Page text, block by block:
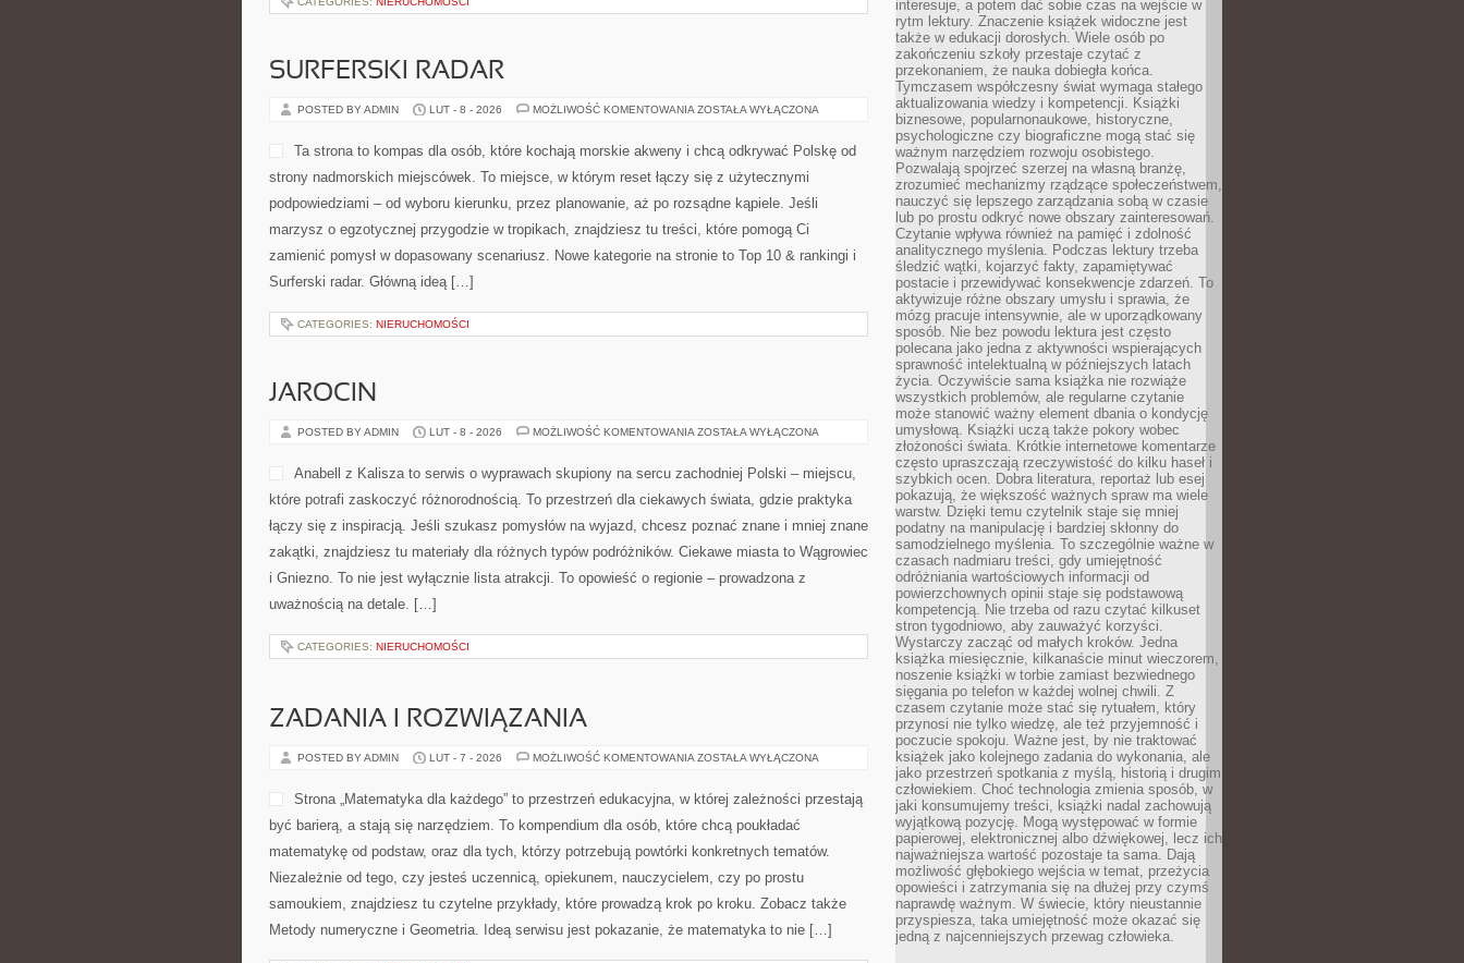
SURFERSKI RADAR
POSTED BY ADMIN LUT - 8 - 2026 MOŻLIWOŚĆ KOMENTOWANIA SURFERSKI
ZOSTAŁA WYŁĄCZONA
Ta strona to kompas dla osób, które kochają morskie akweny i chcą odkrywać Polskę od
strony nadmorskich miejscówek. To miejsce, w którym reset łączy się z użytecznymi
podpowiedziami – od wyboru kierunku, przez planowanie, aż po rozsądne kąpiele. Jeśli
marzysz o egzotycznej przygodzie w tropikach, znajdziesz tu treści, które pomogą Ci
zamienić pomysł w dopasowany scenariusz. Nowe kategorie na stronie to Top 10 & rankingi i
Surferski radar. Główną ideą […]
CATEGORIES: NIERUCHOMOŚCI
JAROCIN
POSTED BY ADMIN LUT - 8 - 2026 MOŻLIWOŚĆ KOMENTOWANIA JAROCIN
ZOSTAŁA WYŁĄCZONA
Anabell z Kalisza to serwis o wyprawach skupiony na sercu zachodniej Polski – miejscu,
które potrafi zaskoczyć różnorodnością. To przestrzeń dla ciekawych świata, gdzie praktyka
łączy się z inspiracją. Jeśli szukasz pomysłów na wyjazd, chcesz poznać znane i mniej znane
zakątki, znajdziesz tu materiały dla różnych typów podróżników. Ciekawe miasta to Wągrowiec
i Gniezno. To nie jest wyłącznie lista atrakcji. To opowieść o regionie – prowadzona z
uważnością na detale. […]
CATEGORIES: NIERUCHOMOŚCI
ZADANIA I ROZWIĄZANIA
POSTED BY ADMIN LUT - 7 - 2026 MOŻLIWOŚĆ KOMENTOWANIA ZADANIA
ZOSTAŁA WYŁĄCZONA
Strona „Matematyka dla każdego” to przestrzeń edukacyjna, w której zależności przestają
być barierą, a stają się narzędziem. To kompendium dla osób, które chcą poukładać
matematykę od podstaw, oraz dla tych, którzy potrzebują powtórki konkretnych tematów.
Niezależnie od tego, czy jesteś uczennicą, opiekunem, nauczycielem, czy po prostu
samoukiem, znajdziesz tu czytelne przykłady, które prowadzą krok po kroku. Zobacz także
Metody numeryczne i Geometria. Ideą serwisu jest pokazanie, że matematyka to nie […]
interesuje, a potem dać sobie czas na wejście w
rytm lektury. Znaczenie książek widoczne jest
także w edukacji dorosłych. Wiele osób po
zakończeniu szkoły przestaje czytać z
przekonaniem, że nauka dobiegła końca.
Tymczasem współczesny świat wymaga stałego
aktualizowania wiedzy i kompetencji. Książki
biznesowe, popularnonaukowe, historyczne,
psychologiczne czy biograficzne mogą stać się
ważnym narzędziem rozwoju osobistego.
Pozwalają spojrzeć szerzej na własną branżę,
zrozumieć mechanizmy rządzące społeczeństwem,
nauczyć się lepszego zarządzania sobą w czasie
lub po prostu odkryć nowe obszary zainteresowań.
Czytanie wpływa również na pamięć i zdolność
analitycznego myślenia. Podczas lektury trzeba
śledzić wątki, kojarzyć fakty, zapamiętywać
postacie i przewidywać konsekwencje zdarzeń. To
aktywizuje różne obszary umysłu i sprawia, że
mózg pracuje intensywnie, ale w uporządkowany
sposób. Nie bez powodu lektura jest często
polecana jako jedna z aktywności wspierających
sprawność intelektualną w późniejszych latach
życia. Oczywiście sama książka nie rozwiąże
wszystkich problemów, ale regularne czytanie
może stanowić ważny element dbania o kondycję
umysłową. Książki uczą także pokory wobec
złożoności świata. Krótkie internetowe komentarze
często upraszczają rzeczywistość do kilku haseł i
szybkich ocen. Dobra literatura, reportaż lub esej
pokazują, że większość ważnych spraw ma wiele
warstw. Dzięki temu czytelnik staje się mniej
podatny na manipulację i bardziej skłonny do
samodzielnego myślenia. To szczególnie ważne w
czasach nadmiaru treści, gdy umiejętność
odróżniania wartościowych informacji od
powierzchownych opinii staje się podstawową
kompetencją. Nie trzeba od razu czytać kilkuset
stron tygodniowo, aby zauważyć korzyści.
Wystarczy zacząć od małych kroków. Jedna
książka miesięcznie, kilkanaście minut wieczorem,
noszenie książki w torbie zamiast bezwiednego
sięgania po telefon w każdej wolnej chwili. Z
czasem czytanie może stać się rytuałem, który
przynosi nie tylko wiedzę, ale też przyjemność i
poczucie spokoju. Ważne jest, by nie traktować
książek jako kolejnego zadania do wykonania, ale
jako przestrzeń spotkania z myślą, historią i drugim
człowiekiem. Choć technologia zmienia sposób, w
jaki konsumujemy treści, książki nadal zachowują
wyjątkową pozycję. Mogą występować w formie
papierowej, elektronicznej albo dźwiękowej, lecz ich
najważniejsza wartość pozostaje ta sama. Dają
możliwość głębokiego wejścia w temat, przeżycia
opowieści i zatrzymania się na dłużej przy czymś
naprawdę ważnym. W świecie, który nieustannie
przyspiesza, taka umiejętność może okazać się
jedną z najcenniejszych przewag człowieka.